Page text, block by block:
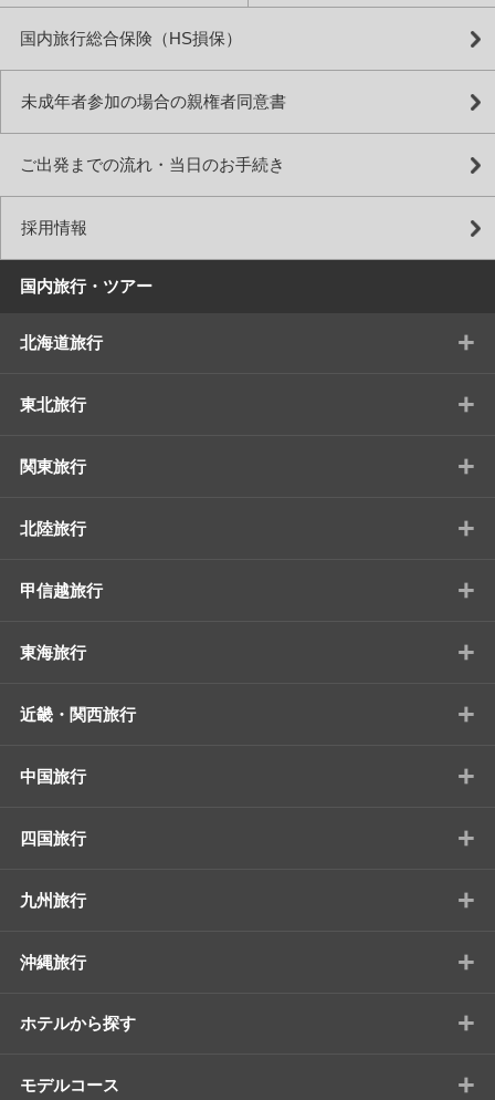
国内旅行総合保険（HS損保）
未成年者参加の場合の親権者同意書
ご出発までの流れ・当日のお手続き
採用情報
国内旅行・ツアー
北海道旅行 +
東北旅行 +
関東旅行 +
北陸旅行 +
甲信越旅行 +
東海旅行 +
近畿・関西旅行 +
中国旅行 +
四国旅行 +
九州旅行 +
沖縄旅行 +
ホテルから探す +
モデルコース +